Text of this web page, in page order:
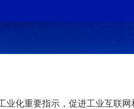
业化重要指示，促进工业互联